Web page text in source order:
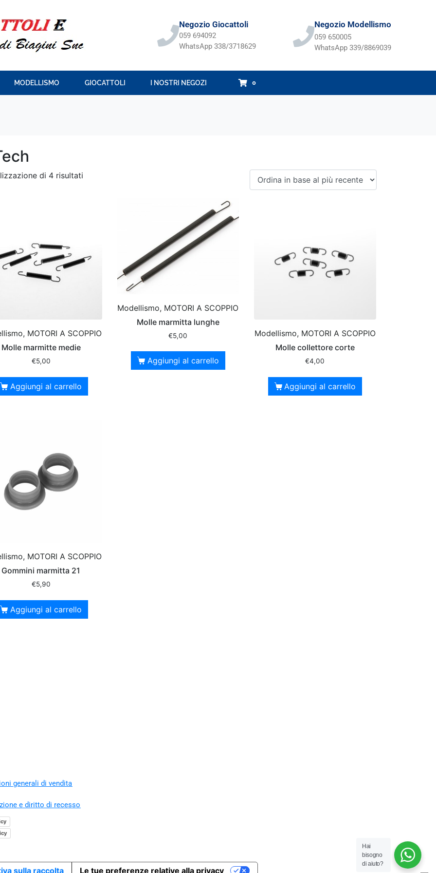
Negozio Giocattoli
059 694092
WhatsApp 338/3718629
Negozio Modellismo
059 650005
WhatsApp 339/8869039
MODELLISMO GIOCATTOLI I NOSTRI NEGOZI 0
di 4 risultati
MOTORI A SCOPPIO
Molle marmitte medie
€5,00
Aggiungi al carrello
Modellismo, MOTORI A SCOPPIO
Molle marmitta lunghe
€5,00
Aggiungi al carrello
Modellismo, MOTORI A SCOPPIO
Molle collettore corte
€4,00
Aggiungi al carrello
MOTORI A SCOPPIO
Gommini marmitta 21
€5,90
Aggiungi al carrello
generali di vendita
e diritto di recesso
Hai
bisogno
di aiuto?
sulla raccolta Le tue preferenze relative alla privacy